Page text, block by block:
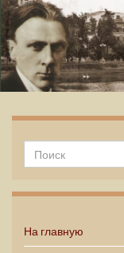
На главную